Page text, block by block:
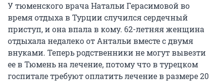
У тюменского врача Натальи Герасимовой во
время отдыха в Турции случился сердечный
приступ, и она впала в кому. 62-летняя женщина
отдыхала недалеко от Антальи вместе с двумя
внуками. Теперь родственники не могут вывезти
ее в Тюмень на лечение, потому что в турецком
госпитале требуют оплатить лечение в размере 20